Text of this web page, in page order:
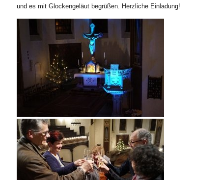
und es mit Glockengeläut begrüßen. Herzliche Einladung!